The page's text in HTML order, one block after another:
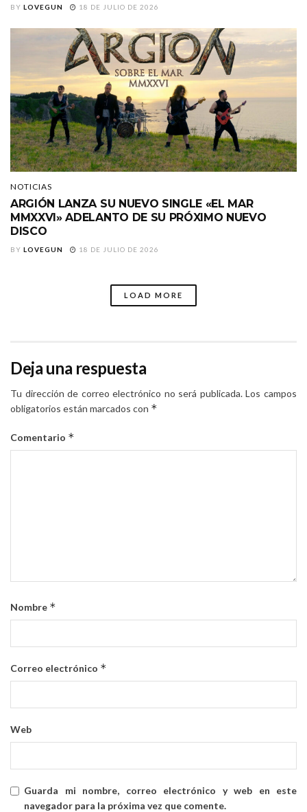
BY LOVEGUN 18 DE JULIO DE 2026
NOTICIAS
ARGIÓN LANZA SU NUEVO SINGLE «EL MAR
MMXXVI» ADELANTO DE SU PRÓXIMO NUEVO
DISCO
BY LOVEGUN 18 DE JULIO DE 2026
LOAD MORE
Deja una respuesta
Tu dirección de correo electrónico no será publicada. Los campos
obligatorios están marcados con *
Comentario *
Nombre *
Correo electrónico *
Web
Guarda mi nombre, correo electrónico y web en este
navegador para la próxima vez que comente.